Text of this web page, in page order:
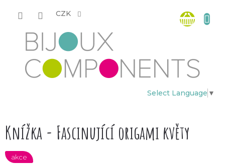
CZK
Select Language ▼
košík
Knížka - Fascinující origami květy
akce